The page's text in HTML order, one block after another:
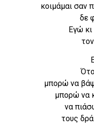
κοιμάμαι σαν
δε
Εγώ
μπορώ να
μπορώ να
να
τους